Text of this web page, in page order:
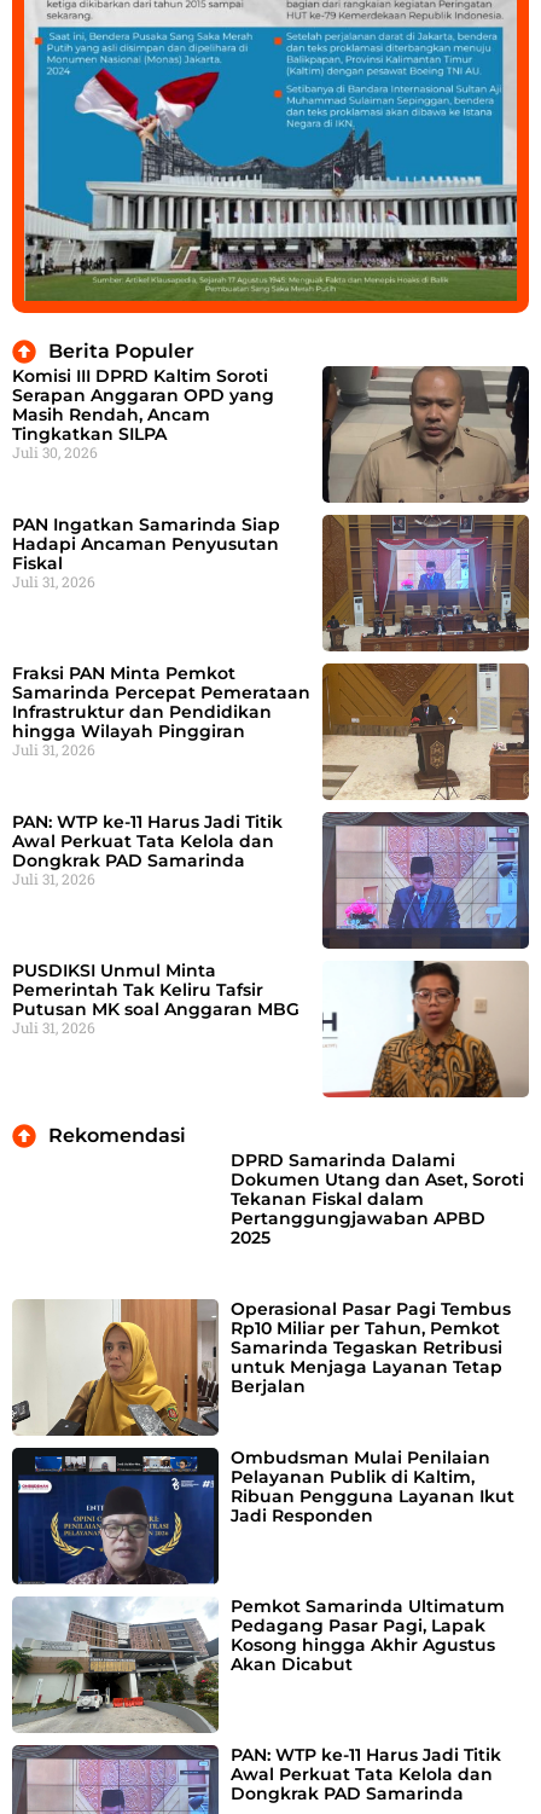
Berita Populer
Komisi III DPRD Kaltim Soroti
Serapan Anggaran OPD yang
Masih Rendah, Ancam
Tingkatkan SILPA
Juli 30, 2026
PAN Ingatkan Samarinda Siap
Hadapi Ancaman Penyusutan
Fiskal
Juli 31, 2026
Fraksi PAN Minta Pemkot
Samarinda Percepat Pemerataan
Infrastruktur dan Pendidikan
hingga Wilayah Pinggiran
Juli 31, 2026
PAN: WTP ke-11 Harus Jadi Titik
Awal Perkuat Tata Kelola dan
Dongkrak PAD Samarinda
Juli 31, 2026
PUSDIKSI Unmul Minta
Pemerintah Tak Keliru Tafsir
Putusan MK soal Anggaran MBG
Juli 31, 2026
Rekomendasi
DPRD Samarinda Dalami
Dokumen Utang dan Aset, Soroti
Tekanan Fiskal dalam
Pertanggungjawaban APBD
2025
Operasional Pasar Pagi Tembus
Rp10 Miliar per Tahun, Pemkot
Samarinda Tegaskan Retribusi
untuk Menjaga Layanan Tetap
Berjalan
Ombudsman Mulai Penilaian
Pelayanan Publik di Kaltim,
Ribuan Pengguna Layanan Ikut
Jadi Responden
Pemkot Samarinda Ultimatum
Pedagang Pasar Pagi, Lapak
Kosong hingga Akhir Agustus
Akan Dicabut
PAN: WTP ke-11 Harus Jadi Titik
Awal Perkuat Tata Kelola dan
Dongkrak PAD Samarinda